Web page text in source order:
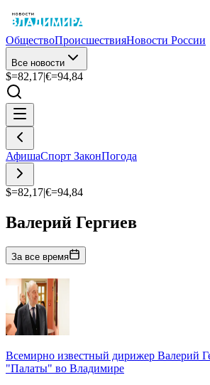
ОбществоПроисшествияНовости России
Все новости
$=82,17|€=94,84
АфишаСпорт ЗаконПогода
$=82,17|€=94,84
Валерий Гергиев
За все время
Всемирно известный дирижер Валерий
"Палаты" во Владимире